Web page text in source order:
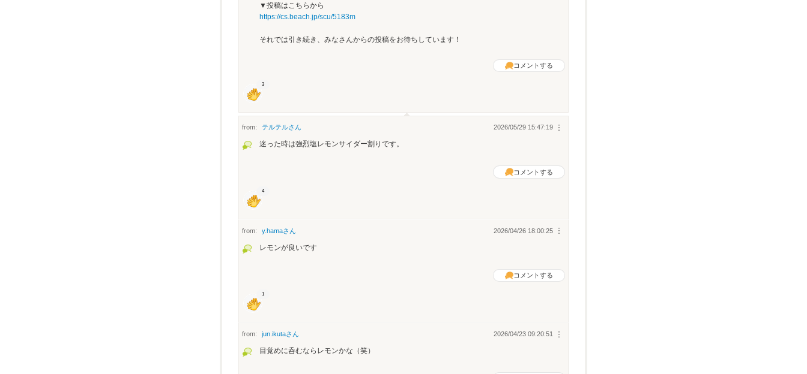
▼投稿はこちらから
https://cs.beach.jp/scu/5183m
それでは引き続き、みなさんからの投稿をお待ちしています！
コメントする
3
from: テルテルさん ︙
2026/05/29 15:47:19
迷った時は強烈塩レモンサイダー割りです。
コメントする
4
from: y.hamaさん ︙
2026/04/26 18:00:25
レモンが良いです
コメントする
1
from: jun.ikutaさん ︙
2026/04/23 09:20:51
目覚めに呑むならレモンかな（笑）